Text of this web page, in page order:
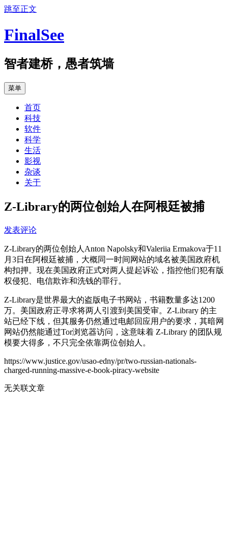
跳至正文
FinalSee
智者建桥，愚者筑墙
菜单
首页
科技
软件
科学
生活
影视
杂谈
关于
Z-Library的两位创始人在阿根廷被捕
发表评论
Z-Library的两位创始人Anton Napolsky和Valeriia Ermakova于11
月3日在阿根廷被捕，大概同一时间网站的域名被美国政府机
构扣押。现在美国政府正式对两人提起诉讼，指控他们犯有版
权侵犯、电信欺诈和洗钱的罪行。
Z-Library是世界最大的盗版电子书网站，书籍数量多达1200
万。美国政府正寻求将两人引渡到美国受审。Z-Library 的主
站已经下线，但其服务仍然通过电邮回应用户的要求，其暗网
网站仍然能通过Tor浏览器访问，这意味着 Z-Library 的团队规
模要大得多，不只完全依靠两位创始人。
https://www.justice.gov/usao-edny/pr/two-russian-nationals-
charged-running-massive-e-book-piracy-website
无关联文章